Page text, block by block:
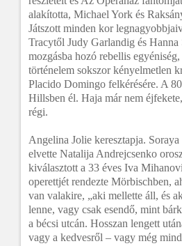
alakította, Michael York és
Játszott minden kor
Tracytől Judy Garlandig és Hanna
mozgásba hozó rebellis
történelem sokszor kényelmetlen
Placido Domingo felkérésére. A
Hillsben él. Haja már nem
régi.
Angelina Jolie keresztapja.
elvette Natalija Andrejcsenko
kiválasztott a 33 éves Iva
operettjét rendezte Mörbischben,
van valakire, „aki mellette áll, és
lenne, vagy csak esendő, mint
a bécsi utcán. Hosszan lengett
vagy a kedvesről – vagy még